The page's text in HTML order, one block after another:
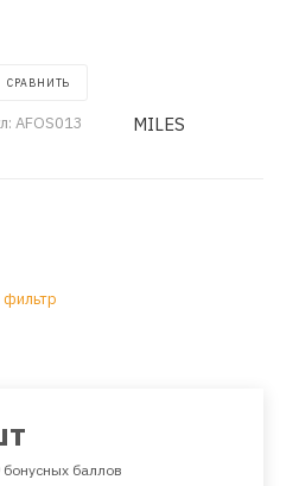
СРАВНИТЬ
AFOS013 MILES
баллов